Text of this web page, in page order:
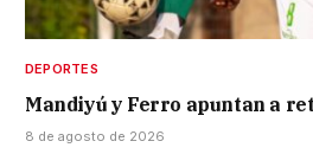
DEPORTES
Mandiyú y Ferro apuntan a
8 de agosto de 2026